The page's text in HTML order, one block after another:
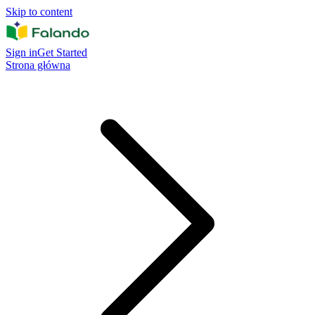
Skip to content
Sign inGet Started
Strona główna